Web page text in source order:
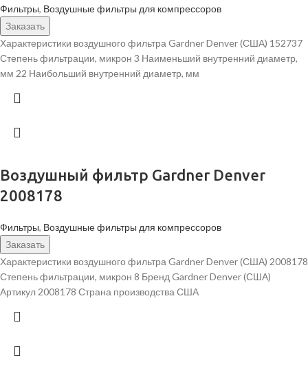
Фильтры, Воздушные фильтры для компрессоров
Заказать
Характеристики воздушного фильтра Gardner Denver (США) 152737
Степень фильтрации, микрон 3 Наименьший внутренний диаметр,
мм 22 Наибольший внутренний диаметр, мм
Воздушный фильтр Gardner Denver
2008178
Фильтры, Воздушные фильтры для компрессоров
Заказать
Характеристики воздушного фильтра Gardner Denver (США) 2008178
Степень фильтрации, микрон 8 Бренд Gardner Denver (США)
Артикул 2008178 Страна производства США